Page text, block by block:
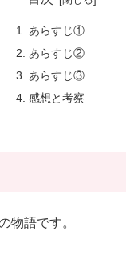
あらすじ①
あらすじ②
あらすじ③
感想と考察
物語です。